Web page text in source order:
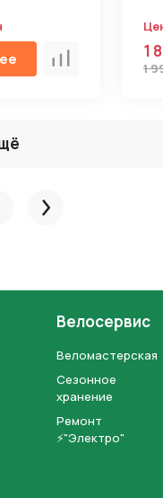
Сравнить
1
1
След.
Велосервис
Веломастерская
Сезонное
хранение
Ремонт
⚡"Электро"